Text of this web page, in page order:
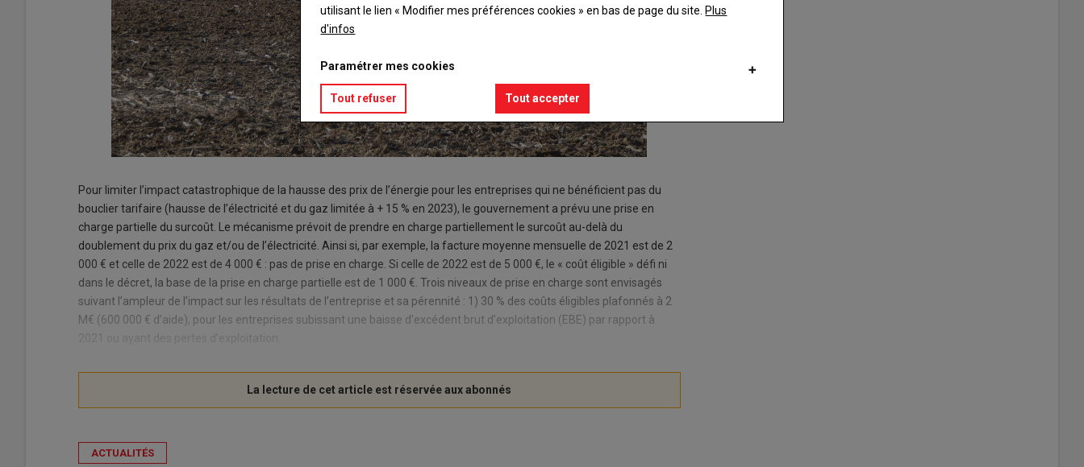
Pour limiter l’impact catastrophique de la hausse des prix de l’énergie pour les entreprises qui ne bénéficient pas du
bouclier tarifaire (hausse de l’électricité et du gaz limitée à + 15 % en 2023), le gouvernement a prévu une prise en
charge partielle du surcoût. Le mécanisme prévoit de prendre en charge partiellement le surcoût au-delà du
doublement du prix du gaz et/ou de l’électricité. Ainsi si, par exemple, la facture moyenne mensuelle de 2021 est de 2
000 € et celle de 2022 est de 4 000 € : pas de prise en charge. Si celle de 2022 est de 5 000 €, le « coût éligible » défi ni
dans le décret, la base de la prise en charge partielle est de 1 000 €. Trois niveaux de prise en charge sont envisagés
suivant l’ampleur de l’impact sur les résultats de l’entreprise et sa pérennité : 1) 30 % des coûts éligibles plafonnés à 2
M€ (600 000 € d’aide), pour les entreprises subissant une baisse d’excédent brut d’exploitation (EBE) par rapport à
2021 ou ayant des pertes d’exploitation.
ACTUALITÉS
utilisant le lien « Modifier mes préférences cookies » en bas de page du site. Plus
d'infos
Paramétrer mes cookies
Tout refuser Tout accepter